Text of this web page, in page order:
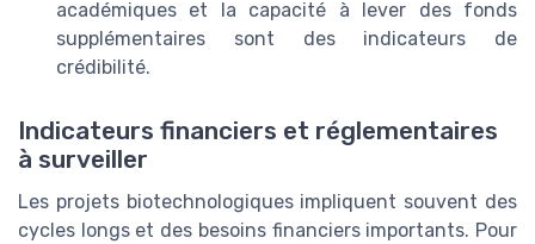
académiques et la capacité à lever des fonds
supplémentaires sont des indicateurs de
crédibilité.
Indicateurs financiers et réglementaires
à surveiller
Les projets biotechnologiques impliquent souvent des
cycles longs et des besoins financiers importants. Pour